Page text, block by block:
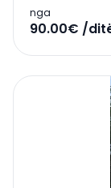
nga
90.00€ /